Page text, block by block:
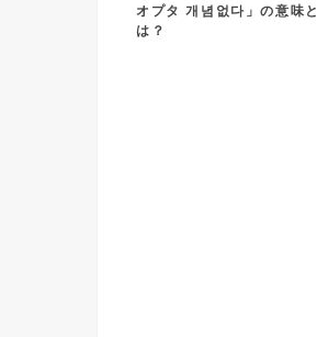
オプタ 개념없다」の意味と
は？